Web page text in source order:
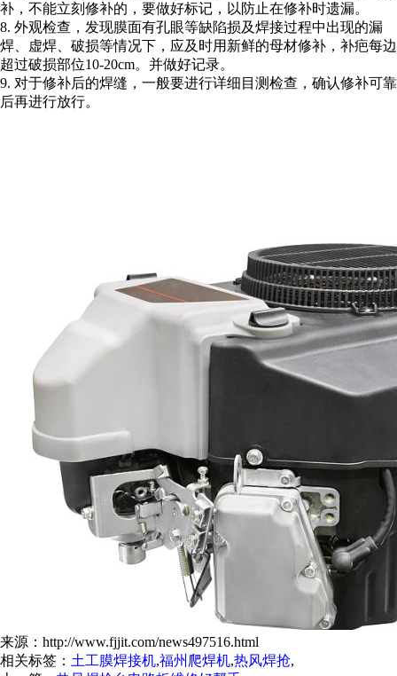
补，不能立刻修补的，要做好标记，以防止在修补时遗漏。
8. 外观检查，发现膜面有孔眼等缺陷损及焊接过程中出现的漏
焊、虚焊、破损等情况下，应及时用新鲜的母材修补，补疤每边
超过破损部位10-20cm。并做好记录。
9. 对于修补后的焊缝，一般要进行详细目测检查，确认修补可靠
后再进行放行。
来源：http://www.fjjit.com/news497516.html
相关标签： 土工膜焊接机,福州爬焊机,热风焊抢,